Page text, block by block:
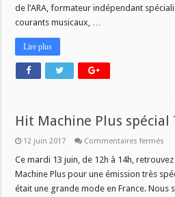
de l’ARA, formateur indépendant
courants musicaux, …
Lire plus
Hit Machine Plus spécial
12 juin 2017 Commentaires fermés
Ce mardi 13 juin, de 12h à 14h,
Machine Plus pour une émission très
était une grande mode en France. Nous